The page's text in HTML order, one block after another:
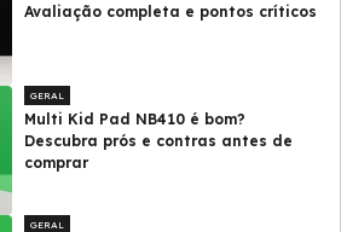
Avaliação completa e pontos críticos
GERAL
Multi Kid Pad NB410 é bom?
Descubra prós e contras antes de
comprar
GERAL